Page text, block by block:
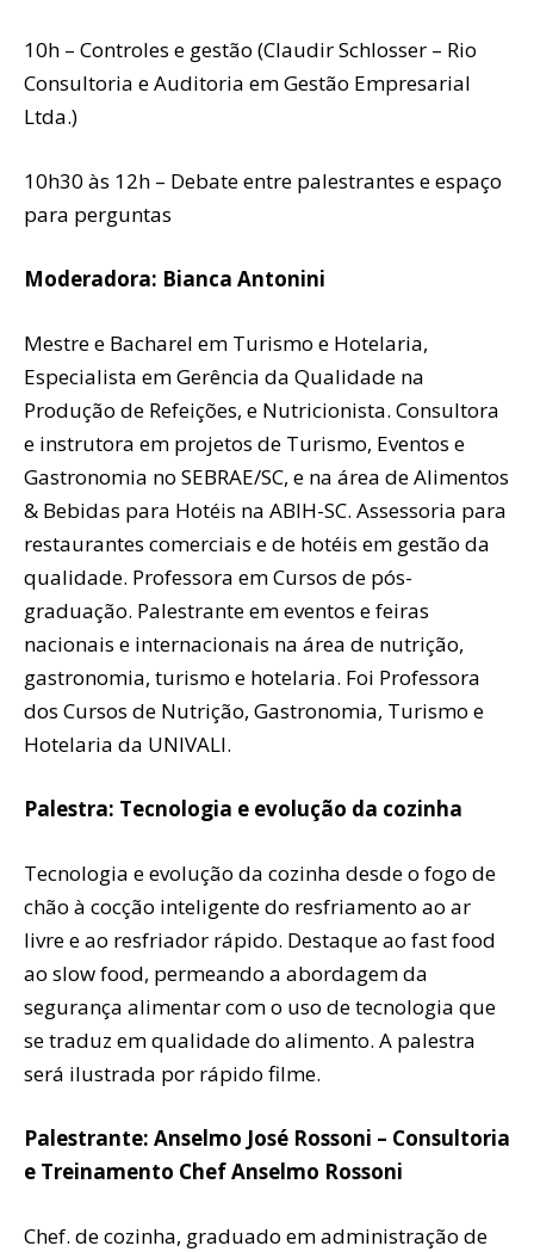
10h – Controles e gestão (Claudir Schlosser – Rio
Consultoria e Auditoria em Gestão Empresarial
Ltda.)
10h30 às 12h – Debate entre palestrantes e espaço
para perguntas
Moderadora: Bianca Antonini
Mestre e Bacharel em Turismo e Hotelaria,
Especialista em Gerência da Qualidade na
Produção de Refeições, e Nutricionista. Consultora
e instrutora em projetos de Turismo, Eventos e
Gastronomia no SEBRAE/SC, e na área de Alimentos
& Bebidas para Hotéis na ABIH-SC. Assessoria para
restaurantes comerciais e de hotéis em gestão da
qualidade. Professora em Cursos de pós-
graduação. Palestrante em eventos e feiras
nacionais e internacionais na área de nutrição,
gastronomia, turismo e hotelaria. Foi Professora
dos Cursos de Nutrição, Gastronomia, Turismo e
Hotelaria da UNIVALI.
Palestra: Tecnologia e evolução da cozinha
Tecnologia e evolução da cozinha desde o fogo de
chão à cocção inteligente do resfriamento ao ar
livre e ao resfriador rápido. Destaque ao fast food
ao slow food, permeando a abordagem da
segurança alimentar com o uso de tecnologia que
se traduz em qualidade do alimento. A palestra
será ilustrada por rápido filme.
Palestrante: Anselmo José Rossoni – Consultoria
e Treinamento Chef Anselmo Rossoni
Chef. de cozinha, graduado em administração de